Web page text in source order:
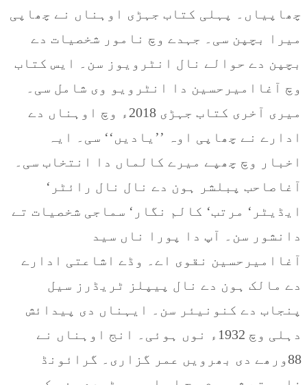
چھاپیاں۔ پہلی کتاب جہڑی اوہناں نے چھاپی
میرا بچپن سی۔ جہدے وچ نامور شخصیات دے
بچپن دے حوالے نال انٹرویوز سن۔ ایس کتاب
وچ آغاامیرحسین دا انٹرویو وی شامل سی۔
میری آخری کتاب جہڑی 2018ء وچ اوہناں دے
ادارے نے چھاپی اوہ ’’یادیں‘‘ سی۔ ایہ
اخبار وچ چھپے میرے کالماں دا انتخاب سی۔
آغاصاحب پبلشر ہون دے نال نال رائٹر‘
ایڈیٹر‘ مرتب‘ کالم نگار‘ سماجی شخصیات تے
دانشور سن۔ آپ دا پورا ناں سید
آغاامیرحسین نقوی اے۔ وڈے اشاعتی ادارے
دے مالک ہون دے نال پیپلز ٹریڈرز سیل
پنجاب دے کنونیئر سن۔ ایہناں دی پیدائش
دہلی وچ 1932ء نوں ہوئی۔ انج اوہناں نے
88ورھے دی بھرویں عمر گزاری۔ گرائونڈ